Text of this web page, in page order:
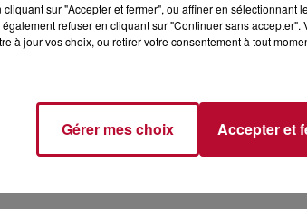
sur "Accepter et fermer", ou affiner en sélectionnant
refuser en cliquant sur "Continuer sans
à jour vos choix, ou retirer votre consentement à tout
Gérer mes choix Accepter et